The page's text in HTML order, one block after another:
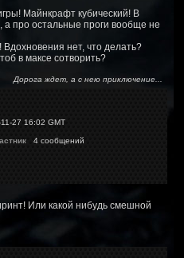
Майнкрафт кубический! В
а про остальные проги вообще не
Вдохновения нет, что делать?
в максе сотворить?
Дорога ждет, а с нею приключение...
27 16:02 GMT
4 сообщений
Или какой нибудь смешной